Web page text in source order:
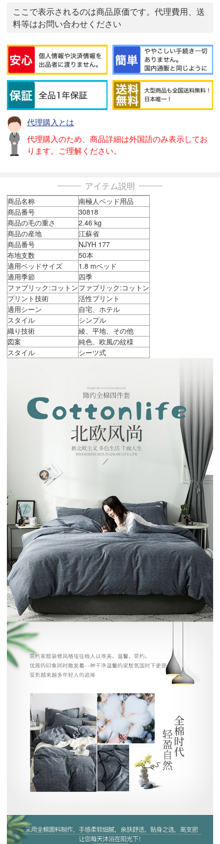
ここで表示されるのは商品原価です。代理費用、送
料等はお問い合わせください
代理購入とは
代理購入のため、商品詳細は外国語のみ表示してお
ります。ご理解ください。
アイテム説明
商品名称
南極人ベッド用品
商品番号
30818
商品の毛の重さ
2.46 kg
商品の産地
江蘇省
商品番号
NJYH 177
布地支数
50本
適用ベッドサイズ
1.8 mベッド
適用季節
四季
ファブリック:コットンファブリック:コットン
プリント技術
活性プリント
適用シーン
自宅、ホテル
スタイル
シンプル
織り技術
綾、平地、その他
図案
純色、欧風の紋様
スタイル
シーツ式